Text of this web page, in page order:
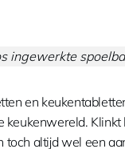
en
keukenwereld.
toch altijd wel een